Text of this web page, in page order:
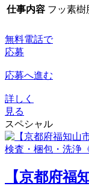
仕事内容 フッ素樹
無料電話で
応募
応募へ進む
詳しく
見る
スペシャル
【京都府福